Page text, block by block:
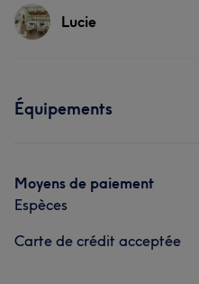
Prestations
Lucie
Équipements
Moyens de paiement
Espèces
Carte de crédit acceptée